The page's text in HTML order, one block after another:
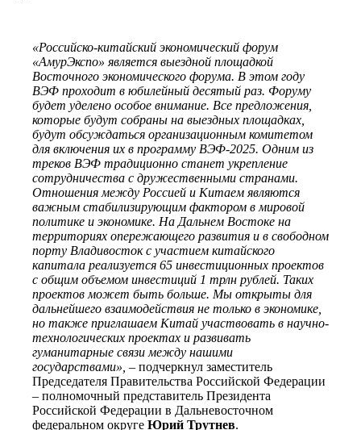
«Российско-китайский экономический форум
«АмурЭкспо» является выездной площадкой
Восточного экономического форума. В этом году
ВЭФ проходит в юбилейный десятый раз. Форуму
будет уделено особое внимание. Все предложения,
которые будут собраны на выездных площадках,
будут обсуждаться организационным комитетом
для включения их в программу ВЭФ-2025. Одним из
треков ВЭФ традиционно станет укрепление
сотрудничества с дружественными странами.
Отношения между Россией и Китаем являются
важным стабилизирующим фактором в мировой
политике и экономике. На Дальнем Востоке на
территориях опережающего развития и в свободном
порту Владивосток с участием китайского
капитала реализуется 65 инвестиционных проектов
с общим объемом инвестиций 1 трлн рублей. Таких
проектов может быть больше. Мы открыты для
дальнейшего взаимодействия не только в экономике,
но также приглашаем Китай участвовать в научно-
технологических проектах и развивать
гуманитарные связи между нашими
государствами», – подчеркнул заместитель
Председателя Правительства Российской Федерации
– полномочный представитель Президента
Российской Федерации в Дальневосточном
федеральном округе Юрий Трутнев.